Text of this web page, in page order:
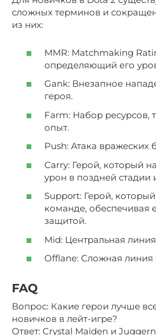
сложных терминов и
из них:
MMR: Matchmaking
определяющий его
Gank: Внезапное
героя.
Farm: Набор ресурсов,
опыт.
Push: Атака вражеских
Carry: Герой, который
урон в поздней стадии
Support: Герой,
команде, обеспечивая
защитой.
Mid: Центральная
Offlane: Сложная линия
FAQ
Вопрос: Какие герои лучше
новичков в лейт-игре?
Ответ: Crystal Maiden и